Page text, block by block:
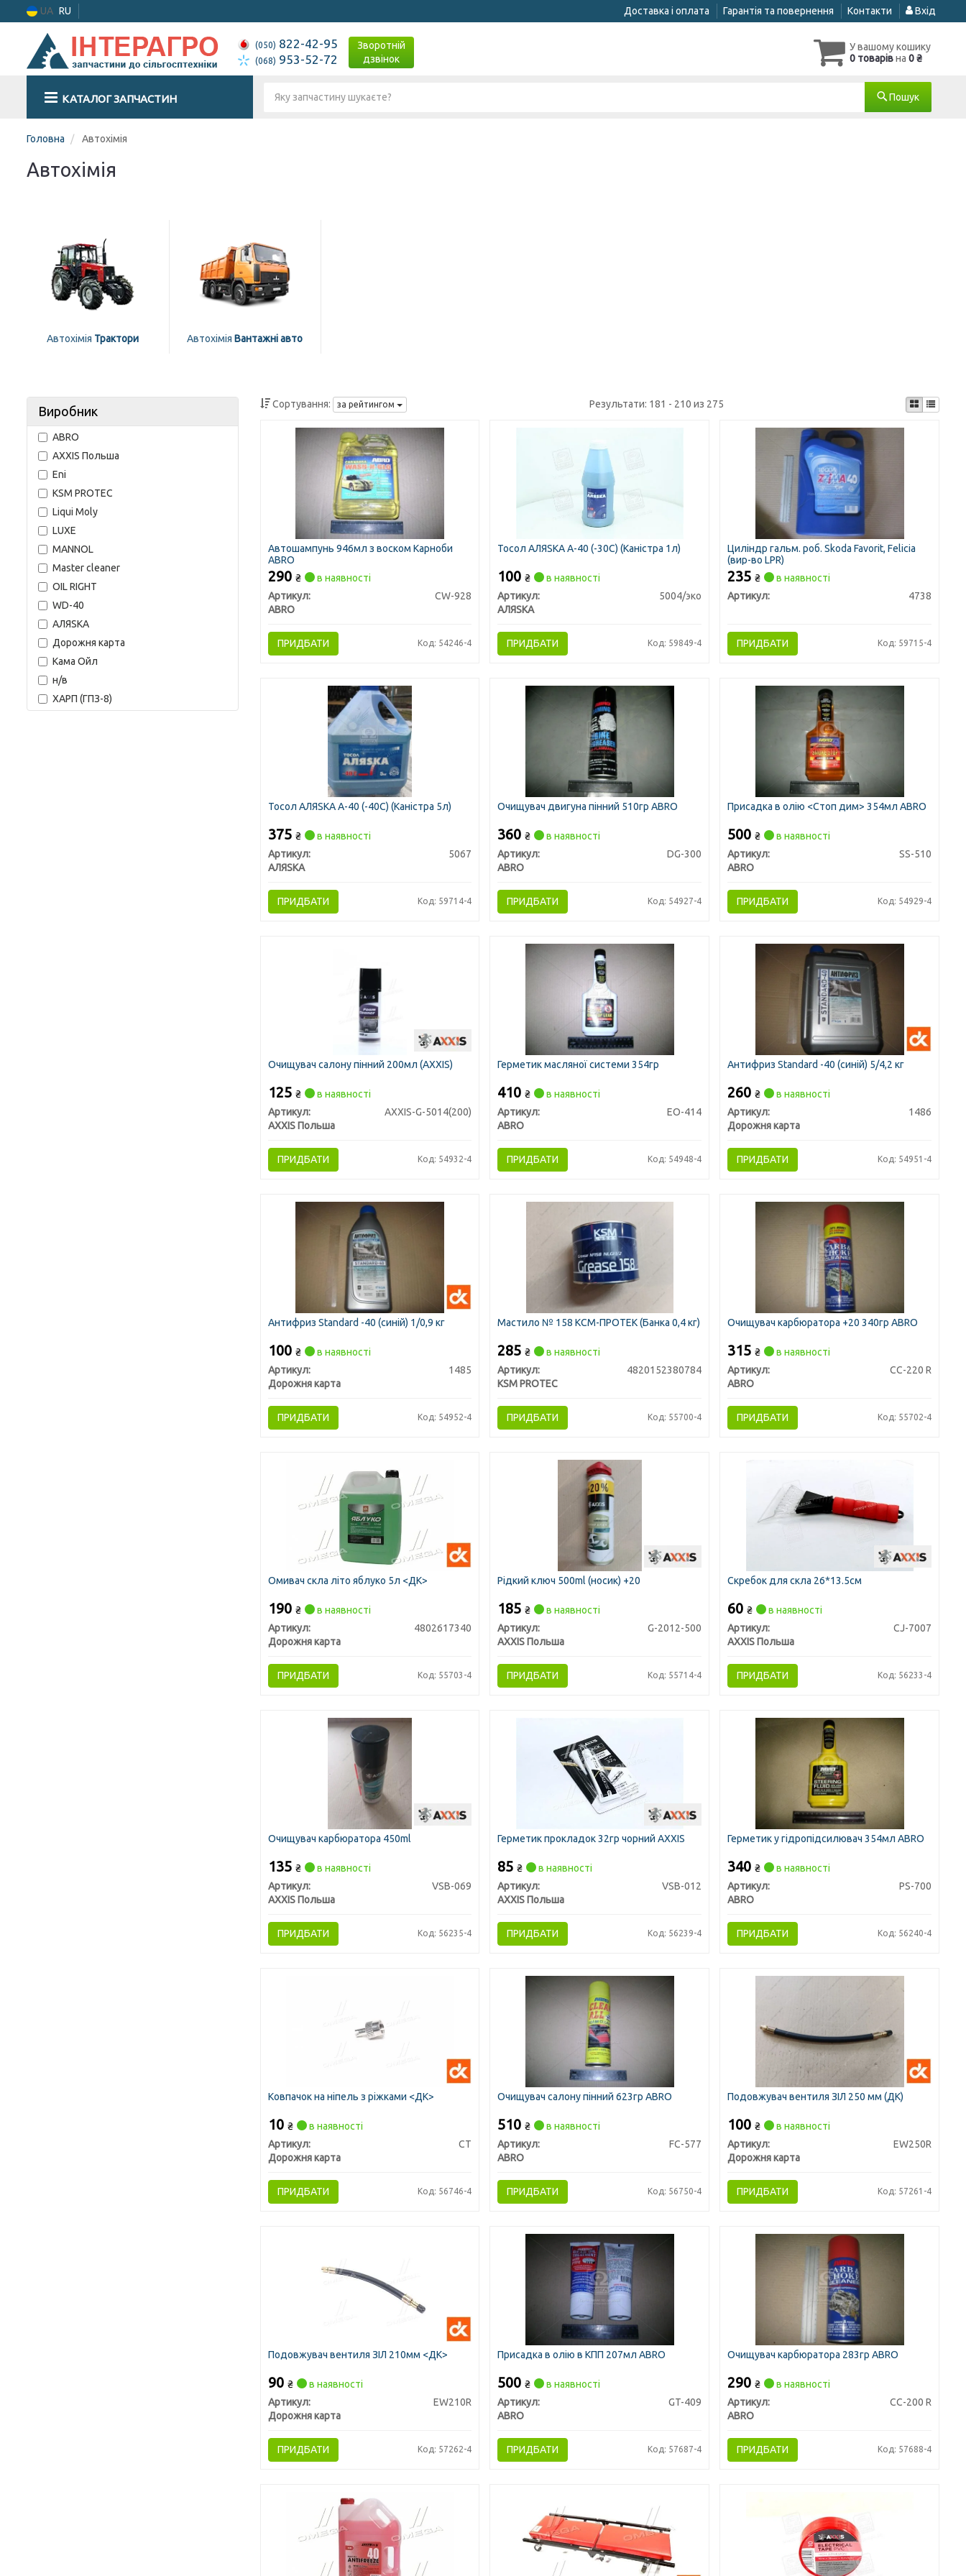
UA RU Доставка і оплата Гарантія та повернення Контакти Вхід
(050) 822-42-95
(068) 953-52-72
Зворотній
дзвінок
У вашому кошику
0 товарівна 0 ₴
КАТАЛОГ ЗАПЧАСТИН Пошук
Головна Автохімія
Автохімія
Автохімія Трактори Автохімія Вантажні авто
Виробник
ABRO
AXXIS Польша
Eni
KSM PROTEC
Liqui Moly
LUXE
MANNOL
Master cleaner
OIL RIGHT
WD-40
АЛЯSКА
Дорожня карта
Кама Ойл
н/в
ХАРП (ГПЗ-8)
Сортування: за рейтингом Результати: 181 - 210 из 275
Автошампунь 946мл з воском Карноби
ABRO
290 ₴
в наявності
Артикул:
CW-928
ABRO
ПРИДБАТИ Код: 54246-4
Тосол АЛЯSКА А-40 (-30С) (Каністра 1л)
100₴
в наявності
Артикул:
5004/эко
АЛЯSКА
ПРИДБАТИ Код: 59849-4
Циліндр гальм. роб. Skoda Favorit, Felicia
(вир-во LPR)
235₴
в наявності
Артикул:
4738
ПРИДБАТИ Код: 59715-4
Тосол АЛЯSКА А-40 (-40С) (Каністра 5л)
375 ₴
в наявності
Артикул:
5067
АЛЯSКА
ПРИДБАТИ Код: 59714-4
Очищувач двигуна пінний 510гр ABRO
360₴
в наявності
Артикул:
DG-300
ABRO
ПРИДБАТИ Код: 54927-4
Присадка в олію <Стоп дим> 354мл ABRO
500₴
в наявності
Артикул:
SS-510
ABRO
ПРИДБАТИ Код: 54929-4
Очищувач салону пінний 200мл (AXXIS)
125 ₴
в наявності
Артикул:
AXXIS-G-5014(200)
AXXIS Польша
ПРИДБАТИ Код: 54932-4
Герметик масляної системи 354гр
410₴
в наявності
Артикул:
EO-414
ABRO
ПРИДБАТИ Код: 54948-4
Антифриз Standard -40 (синій) 5/4,2 кг
260₴
в наявності
Артикул:
1486
Дорожня карта
ПРИДБАТИ Код: 54951-4
Антифриз Standard -40 (синій) 1/0,9 кг
100 ₴
в наявності
Артикул:
1485
Дорожня карта
ПРИДБАТИ Код: 54952-4
Мастило № 158 КСМ-ПРОТЕК (Банка 0,4 кг)
285₴
в наявності
Артикул:
4820152380784
KSM PROTEC
ПРИДБАТИ Код: 55700-4
Очищувач карбюратора +20 340гр ABRO
315₴
в наявності
Артикул:
CC-220 R
ABRO
ПРИДБАТИ Код: 55702-4
Омивач скла літо яблуко 5л <ДК>
190 ₴
в наявності
Артикул:
4802617340
Дорожня карта
ПРИДБАТИ Код: 55703-4
Рідкий ключ 500ml (носик) +20
185₴
в наявності
Артикул:
G-2012-500
AXXIS Польша
ПРИДБАТИ Код: 55714-4
Скребок для скла 26*13.5см
60₴
в наявності
Артикул:
CJ-7007
AXXIS Польша
ПРИДБАТИ Код: 56233-4
Очищувач карбюратора 450ml
135 ₴
в наявності
Артикул:
VSB-069
AXXIS Польша
ПРИДБАТИ Код: 56235-4
Герметик прокладок 32гр чорний AXXIS
85₴
в наявності
Артикул:
VSB-012
AXXIS Польша
ПРИДБАТИ Код: 56239-4
Герметик у гідропідсилювач 354мл ABRO
340₴
в наявності
Артикул:
PS-700
ABRO
ПРИДБАТИ Код: 56240-4
Ковпачок на ніпель з ріжками <ДК>
10 ₴
в наявності
Артикул:
CT
Дорожня карта
ПРИДБАТИ Код: 56746-4
Очищувач салону пінний 623гр ABRO
510₴
в наявності
Артикул:
FC-577
ABRO
ПРИДБАТИ Код: 56750-4
Подовжувач вентиля ЗІЛ 250 мм (ДК)
100₴
в наявності
Артикул:
EW250R
Дорожня карта
ПРИДБАТИ Код: 57261-4
Подовжувач вентиля ЗІЛ 210мм <ДК>
90 ₴
в наявності
Артикул:
EW210R
Дорожня карта
ПРИДБАТИ Код: 57262-4
Присадка в олію в КПП 207мл ABRO
500₴
в наявності
Артикул:
GT-409
ABRO
ПРИДБАТИ Код: 57687-4
Очищувач карбюратора 283гр ABRO
290₴
в наявності
Артикул:
CC-200 R
ABRO
ПРИДБАТИ Код: 57688-4